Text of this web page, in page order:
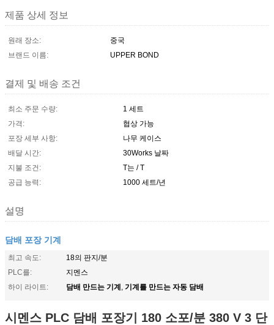
제품 상세 정보
원래 장소:
중국
브랜드 이름:
UPPER BOND
결제 및 배송 조건
최소 주문 수량:
1 세트
가격:
협상 가능
포장 세부 사항:
나무 케이스
배달 시간:
30Works 날짜
지불 조건:
T는 / T
공급 능력:
1000 세트/년
설명
담배 포장 기계
최고 속도:
18의 판지/분
PLC를:
지멘스
하이 라이트:
담배 만드는 기계, 기계를 만드는 자동 담배
시멘스 PLC 담배 포장기 180 소포/분 380 V 3 단